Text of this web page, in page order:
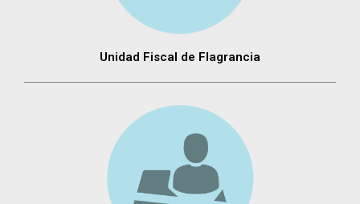
Unidad Fiscal de Flagrancia